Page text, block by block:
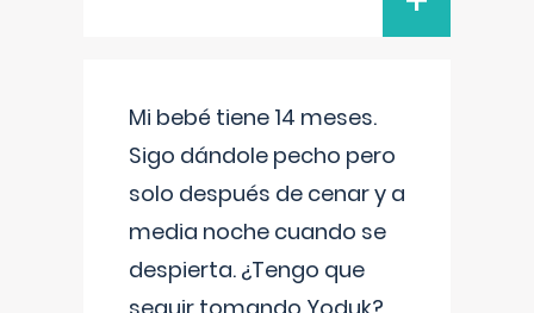
Mi bebé tiene 14 meses.
Sigo dándole pecho pero
solo después de cenar y a
media noche cuando se
despierta. ¿Tengo que